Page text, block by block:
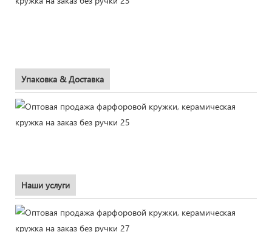
Упаковка & Доставка
Наши услуги